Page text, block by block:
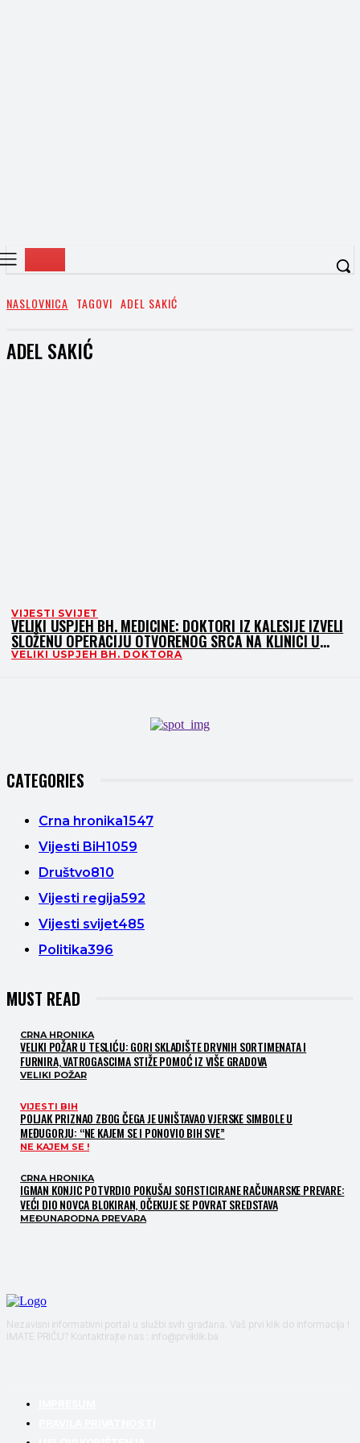
NASLOVNICA TAGOVI ADEL SAKIĆ
ADEL SAKIĆ
VIJESTI SVIJET
VELIKI USPJEH BH. MEDICINE: DOKTORI IZ KALESIJE IZVELI
SLOŽENU OPERACIJU OTVORENOG SRCA NA KLINICI U
AUSTRIJI
VELIKI USPJEH BH. DOKTORA
CATEGORIES
Crna hronika1547
Vijesti BiH1059
Društvo810
Vijesti regija592
Vijesti svijet485
Politika396
MUST READ
CRNA HRONIKA
VELIKI POŽAR U TESLIĆU: GORI SKLADIŠTE DRVNIH SORTIMENATA I
FURNIRA, VATROGASCIMA STIŽE POMOĆ IZ VIŠE GRADOVA
VELIKI POŽAR
VIJESTI BIH
POLJAK PRIZNAO ZBOG ČEGA JE UNIŠTAVAO VJERSKE SIMBOLE U
MEĐUGORJU: “NE KAJEM SE I PONOVIO BIH SVE”
NE KAJEM SE !
CRNA HRONIKA
IGMAN KONJIC POTVRDIO POKUŠAJ SOFISTICIRANE RAČUNARSKE PREVARE:
VEĆI DIO NOVCA BLOKIRAN, OČEKUJE SE POVRAT SREDSTAVA
MEĐUNARODNA PREVARA
Nezavisni informativni portal u službi svih građana. Vaš prvi klik do informacija !
IMATE PRIČU? Kontaktirajte nas : info@prviklik.ba